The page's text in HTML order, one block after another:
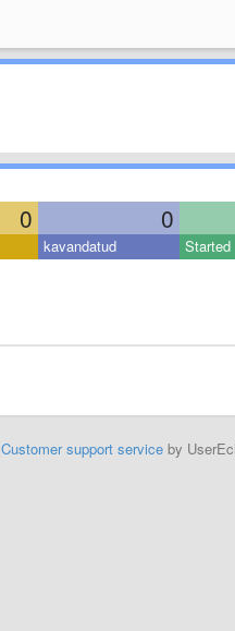
0 0
kavandatud Started
Customer support serviceby